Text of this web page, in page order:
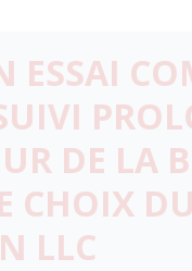
ESSAI
DE LA
CHOIX
LLC